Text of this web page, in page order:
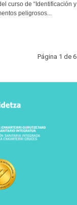
curso de “Identificación y
peligrosos...
Página 1 de 6